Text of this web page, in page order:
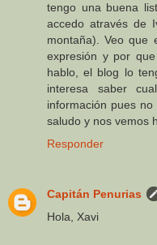
tengo una buena
accedo através de
montaña). Veo que
expresión y por
hablo, el blog lo
interesa saber
información pues
saludo y nos vemos
Responder
Capitán Penurias
Hola, Xavi